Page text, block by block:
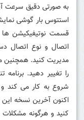
به صورتی دقیق سرعت
استتوس بار گوشی
قسمت نوتیفیکیشن ها
اتصال و نوع اتصال
مدیریت کنید. همچنین
را تغییر دهید.
شروع به کار می کند
اکنون آخرین نسخه این
کنید و هرگونه